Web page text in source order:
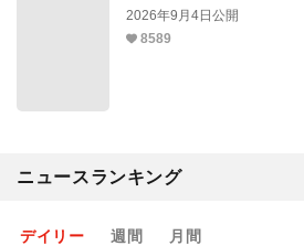
2026年9月4日公開
8589
ニュースランキング
デイリー 週間 月間